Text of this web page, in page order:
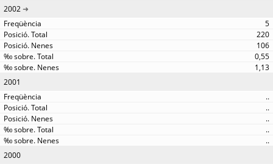
2002
5
220
106
0,55
1,13
2001
..
..
..
..
..
2000